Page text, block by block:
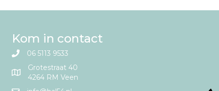
Kom in contact
06 5113 9533
Grotestraat 40
4264 RM Veen